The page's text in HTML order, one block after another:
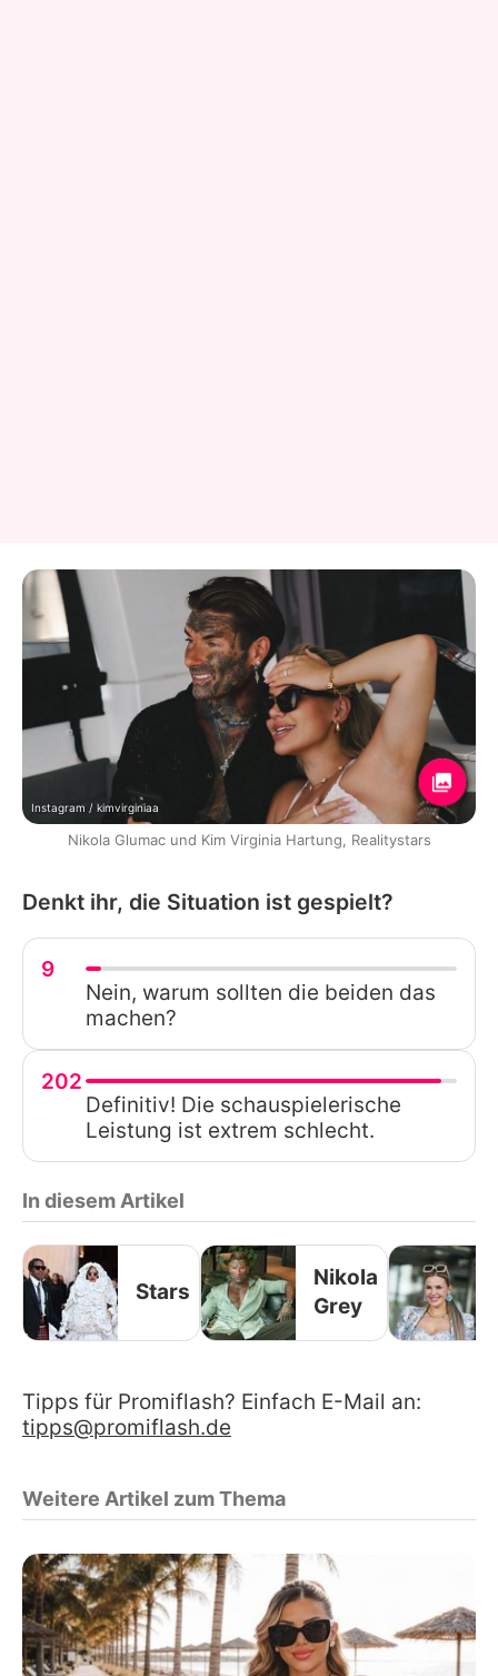
Instagram / kimvirginiaa
Nikola Glumac und Kim Virginia Hartung, Realitystars
Denkt ihr, die Situation ist gespielt?
9
Nein, warum sollten die beiden das
machen?
202
Definitiv! Die schauspielerische
Leistung ist extrem schlecht.
In diesem Artikel
Stars
Nikola
Grey
Tipps für Promiflash? Einfach E-Mail an:
tipps@promiflash.de
Weitere Artikel zum Thema